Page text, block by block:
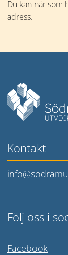
Du kan när
adress.
Kontakt
Följ oss i
Facebook